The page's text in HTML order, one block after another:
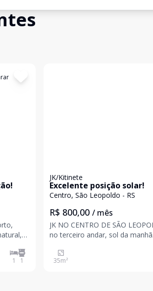
1 1
JK/Kitinete
Excelente posição solar!
Centro, São Leopoldo - RS
R$ 800,00 / mês
JK NO CENTRO DE SÃO LEOPOLDO. Amplo
no terceiro andar, sol da
parede, 02 ventilador de teto.
35m²